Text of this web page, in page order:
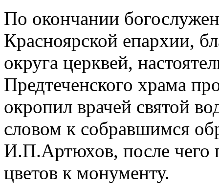
По окончании
Красноярской епархии,
округа церквей,
Предтеченского храма
окропил врачей святой
словом к собравшимся
И.П.Артюхов, после чего
цветов к монументу.